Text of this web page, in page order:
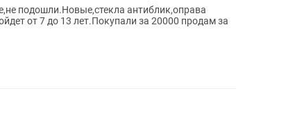
подошли.Новые,стекла антиблик,оправа
от 7 до 13 лет.Покупали за 20000 продам за